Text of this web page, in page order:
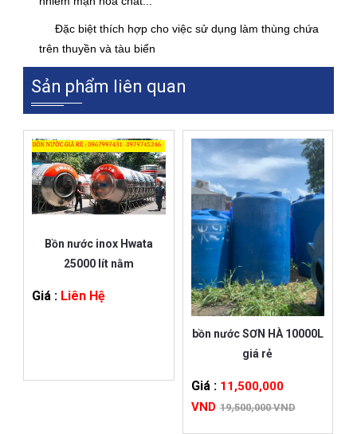
Đặc biệt thích hợp cho việc sử dụng làm thùng chứa
trên thuyền và tàu biển
Sản phẩm liên quan
Bồn nước inox Hwata
25000 lít nằm
Giá : Liên Hệ
bồn nước SƠN HÀ 10000L
giá rẻ
Giá : 11,500,000
VND 19,500,000 VND